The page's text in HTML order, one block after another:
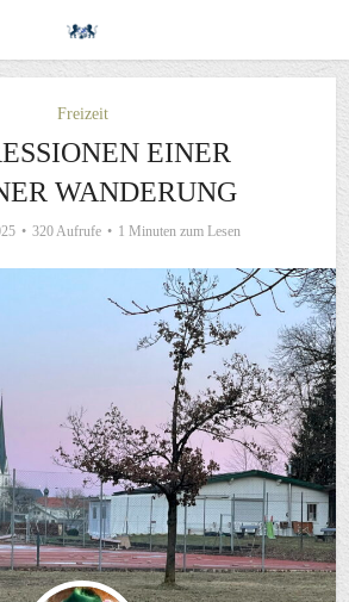
Freizeit
EINER
WANDERUNG
320 Aufrufe 1 Minuten zum Lesen